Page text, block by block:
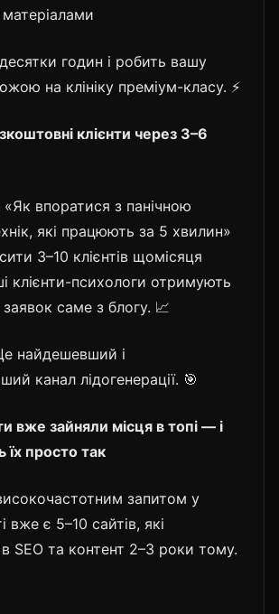
матеріалами
годин і робить вашу
на клініку преміум-класу. ⚡
клієнти через 3–6
впоратися з панічною
які працюють за 5 хвилин»
3–10 клієнтів щомісяця
клієнти-психологи отримують
заявок саме з блогу. 📈
найдешевший і
канал лідогенерації. 🎯
вже зайняли місця в топі — і
їх просто так
запитом у
вже є 5–10 сайтів, які
в SEO та контент 2–3 роки тому.